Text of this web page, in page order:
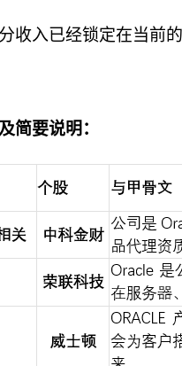
收入已经锁定在当前
简要说明：